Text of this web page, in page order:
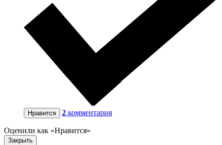
Нравится 2 комментария
Оценили как «Нравится»
Закрыть